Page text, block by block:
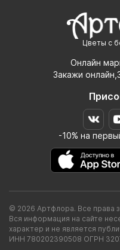
Цветы с
Онлайн
Закажи
-10% на
© 2026 Артфлора. Все права
Вся информация на сайте
характер и не является
ИНН 780202390508 ОГРН